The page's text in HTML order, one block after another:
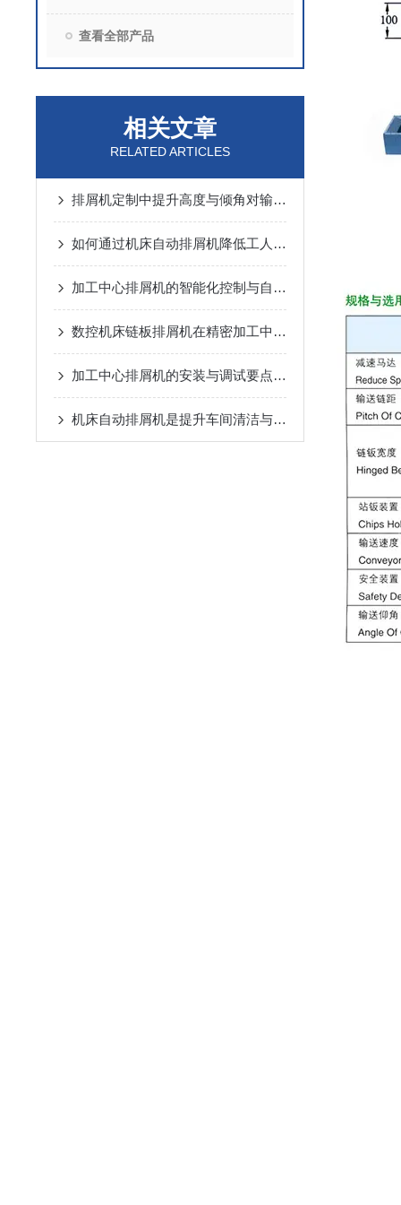
查看全部产品
相关文章
RELATED ARTICLES
排屑机定制中提升高度与倾角对输送能力的动力学分析
如何通过机床自动排屑机降低工人劳动强度？
加工中心排屑机的智能化控制与自动化优势
数控机床链板排屑机在精密加工中的应用优势说明
加工中心排屑机的安装与调试要点说明
机床自动排屑机是提升车间清洁与效率的设备